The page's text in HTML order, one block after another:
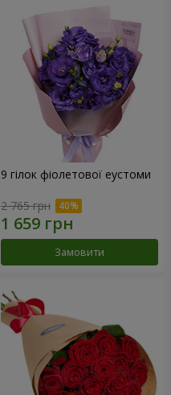
9 гілок фіолетової еустоми
2 765 грн
Замовити